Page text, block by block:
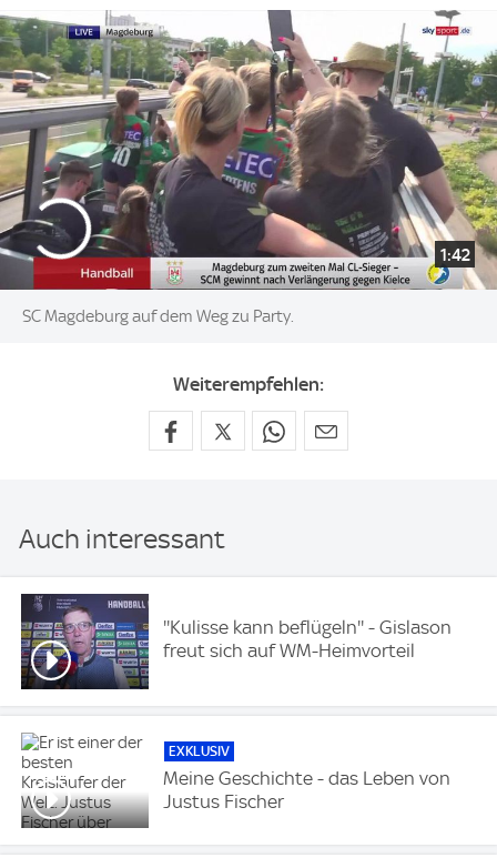
1:42
SC Magdeburg auf dem Weg zu Party.
Weiterempfehlen:
Auch interessant
''Kulisse kann beflügeln'' - Gislason
freut sich auf WM-Heimvorteil
EXKLUSIV
Meine Geschichte - das Leben von
Justus Fischer